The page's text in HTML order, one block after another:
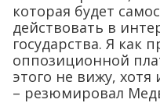
которая будет
действовать в
государства. Я как
оппозиционной
этого не вижу, хотя
– резюмировал